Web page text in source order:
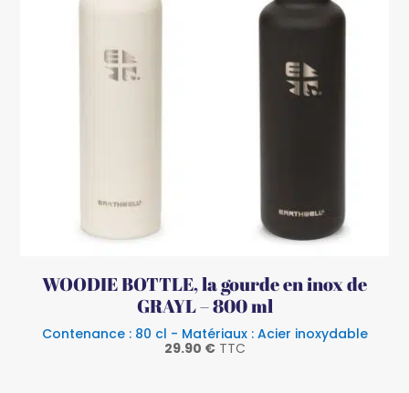
WOODIE BOTTLE, la gourde en inox de
GRAYL – 800 ml
Contenance : 80 cl - Matériaux : Acier inoxydable
29.90 € TTC